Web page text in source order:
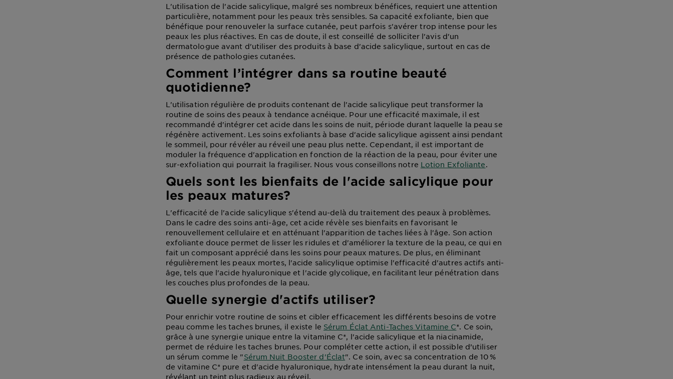
L'utilisation de l'acide salicylique, malgré ses nombreux bénéfices, requiert une attention
particulière, notamment pour les peaux très sensibles. Sa capacité exfoliante, bien que
bénéfique pour renouveler la surface cutanée, peut parfois s'avérer trop intense pour les
peaux les plus réactives. En cas de doute, il est conseillé de solliciter l'avis d'un
dermatologue avant d'utiliser des produits à base d'acide salicylique, surtout en cas de
présence de pathologies cutanées.
Comment l’intégrer dans sa routine beauté
quotidienne?
L'utilisation régulière de produits contenant de l'acide salicylique peut transformer la
routine de soins des peaux à tendance acnéique. Pour une efficacité maximale, il est
recommandé d'intégrer cet acide dans les soins de nuit, période durant laquelle la peau se
régénère activement. Les soins exfoliants à base d'acide salicylique agissent ainsi pendant
le sommeil, pour révéler au réveil une peau plus nette. Cependant, il est important de
moduler la fréquence d'application en fonction de la réaction de la peau, pour éviter une
sur-exfoliation qui pourrait la fragiliser. Nous vous conseillons notre Lotion Exfoliante.
Quels sont les bienfaits de l'acide salicylique pour
les peaux matures?
L'efficacité de l'acide salicylique s'étend au-delà du traitement des peaux à problèmes.
Dans le cadre des soins anti-âge, cet acide révèle ses bienfaits en favorisant le
renouvellement cellulaire et en atténuant l'apparition de taches liées à l'âge. Son action
exfoliante douce permet de lisser les ridules et d'améliorer la texture de la peau, ce qui en
fait un composant apprécié dans les soins pour peaux matures. De plus, en éliminant
régulièrement les peaux mortes, l'acide salicylique optimise l'efficacité d'autres actifs anti-
âge, tels que l'acide hyaluronique et l'acide glycolique, en facilitant leur pénétration dans
les couches plus profondes de la peau.
Quelle synergie d'actifs utiliser?
Pour enrichir votre routine de soins et cibler efficacement les différents besoins de votre
peau comme les taches brunes, il existe le Sérum Éclat Anti-Taches Vitamine C*. Ce soin,
grâce à une synergie unique entre la vitamine C*, l'acide salicylique et la niacinamide,
permet de réduire les taches brunes. Pour compléter cette action, il est possible d’utiliser
un sérum comme le "Sérum Nuit Booster d'Éclat". Ce soin, avec sa concentration de 10 %
de vitamine C* pure et d'acide hyaluronique, hydrate intensément la peau durant la nuit,
révélant un teint plus radieux au réveil.